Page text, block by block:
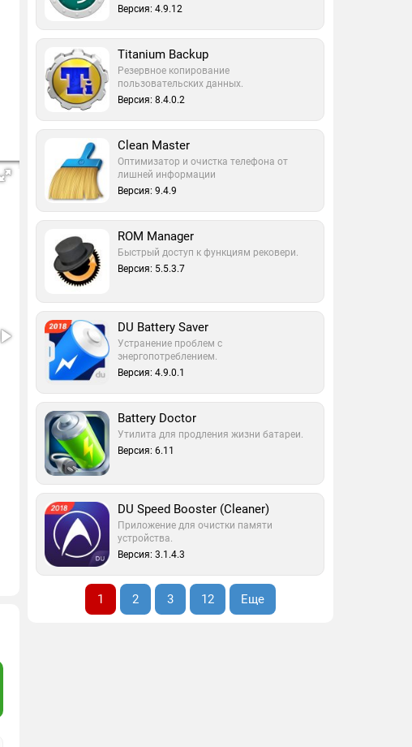
Версия: 4.9.12
Titanium Backup
Резервное копирование
пользовательских данных.
Версия: 8.4.0.2
Clean Master
Оптимизатор и очистка телефона от
лишней информации
Версия: 9.4.9
ROM Manager
Быстрый доступ к функциям рековери.
Версия: 5.5.3.7
DU Battery Saver
Устранение проблем с
энергопотреблением.
Версия: 4.9.0.1
Battery Doctor
Утилита для продления жизни батареи.
Версия: 6.11
DU Speed Booster (Cleaner)
Приложение для очистки памяти
устройства.
Версия: 3.1.4.3
1 2 3 12 Еще